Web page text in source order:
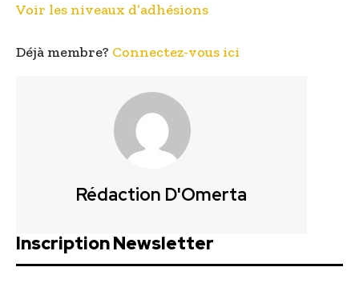
Voir les niveaux d’adhésions
Déjà membre? Connectez-vous ici
Rédaction D'Omerta
Inscription Newsletter